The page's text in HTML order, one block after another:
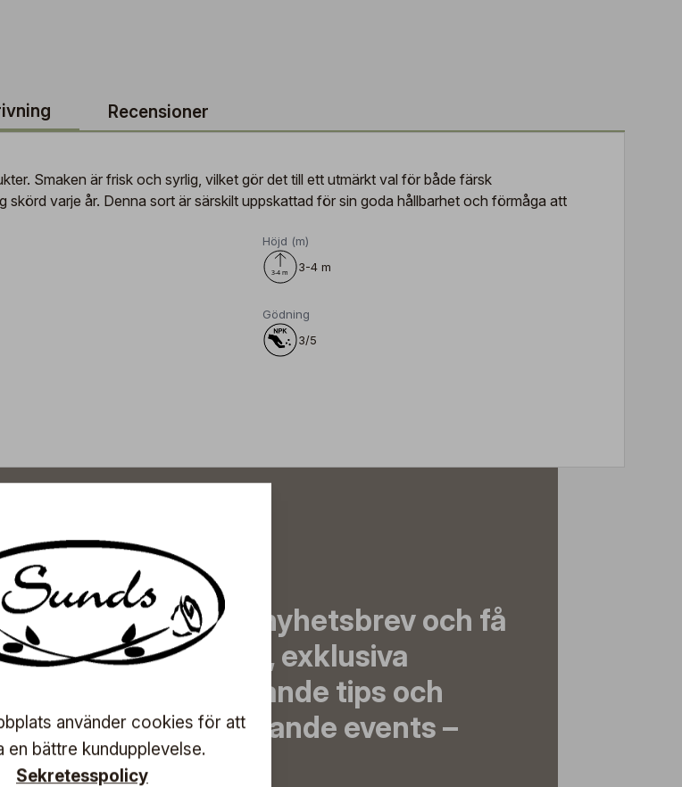
Recensioner
Smaken är frisk och syrlig, vilket gör det till ett utmärkt val för både färsk
varje år. Denna sort är särskilt uppskattad för sin goda hållbarhet och förmåga att
Höjd (m)
3-4 m
Gödning
3/5
på vårt nyhetsbrev och få
senaste nyheterna, exklusiva
inspirerande tips och
om kommande events –
till din inkorg!
använder cookies för att
en bättre kundupplevelse.
Sekretesspolicy